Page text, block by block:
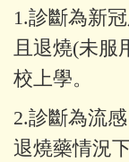
1.診斷為新
且退燒(未服
校上學。
2.診斷為流
退燒藥情況